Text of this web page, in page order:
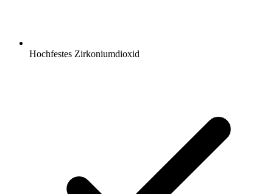
Hochfestes Zirkoniumdioxid